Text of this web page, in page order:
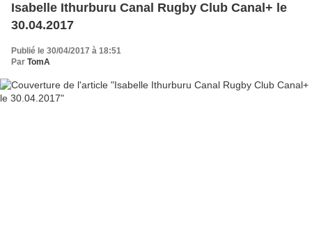
Isabelle Ithurburu Canal Rugby Club Canal+ le
30.04.2017
Publié le 30/04/2017 à 18:51
Par TomA